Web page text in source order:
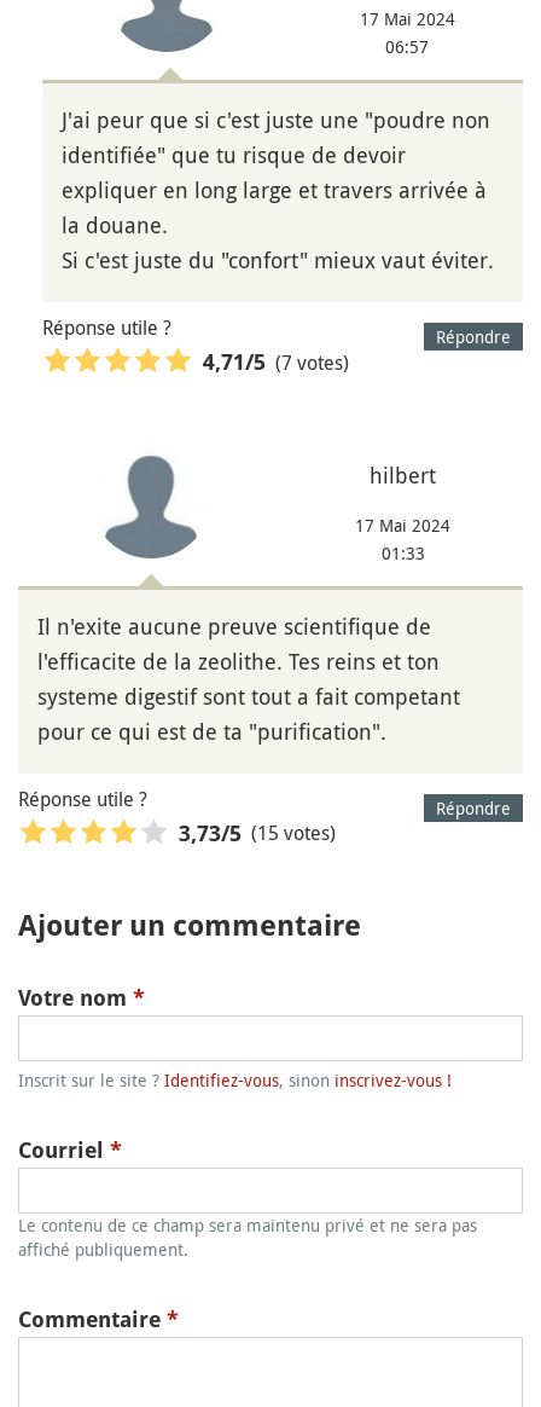
17 Mai 2024
06:57
J'ai peur que si c'est juste une "poudre non
identifiée" que tu risque de devoir
expliquer en long large et travers arrivée à
la douane.
Si c'est juste du "confort" mieux vaut éviter.
Répondre
Réponse utile ?
4,71/5 (7 votes)
hilbert
17 Mai 2024
01:33
Il n'exite aucune preuve scientifique de
l'efficacite de la zeolithe. Tes reins et ton
systeme digestif sont tout a fait competant
pour ce qui est de ta "purification".
Répondre
Réponse utile ?
3,73/5 (15 votes)
Ajouter un commentaire
Votre nom *
Inscrit sur le site ? Identifiez-vous, sinon inscrivez-vous !
Courriel *
Le contenu de ce champ sera maintenu privé et ne sera pas
affiché publiquement.
Commentaire *